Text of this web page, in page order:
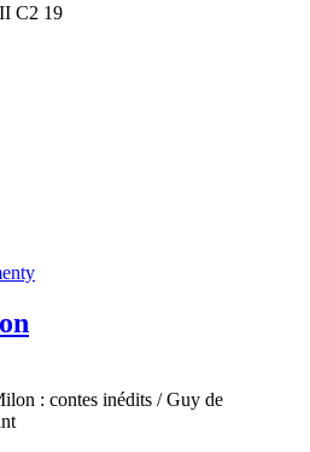
C2 19
: contes inédits / Guy de